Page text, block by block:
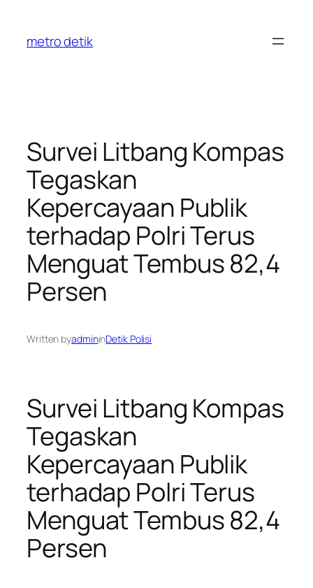
content
metro detik
Survei Litbang Kompas
Tegaskan
Kepercayaan Publik
terhadap Polri Terus
Menguat Tembus 82,4
Persen
Written byadmininDetik Polisi
Survei Litbang Kompas
Tegaskan
Kepercayaan Publik
terhadap Polri Terus
Menguat Tembus 82,4
Persen